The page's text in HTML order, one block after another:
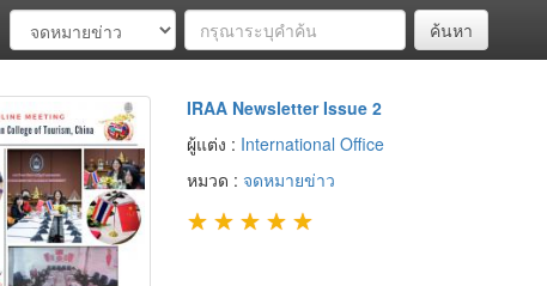
ค้นหา
IRAA Newsletter Issue 2
ผู้แต่ง : International Office
หมวด : จดหมายข่าว
★ ★ ★ ★ ★